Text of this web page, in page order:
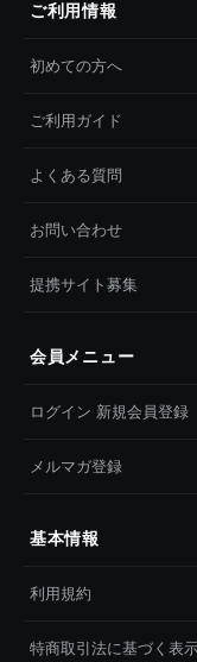
ご利用情報
初めての方へ
ご利用ガイド
よくある質問
お問い合わせ
提携サイト募集
会員メニュー
ログイン 新規会員登録
メルマガ登録
基本情報
利用規約
特商取引法に基づく表